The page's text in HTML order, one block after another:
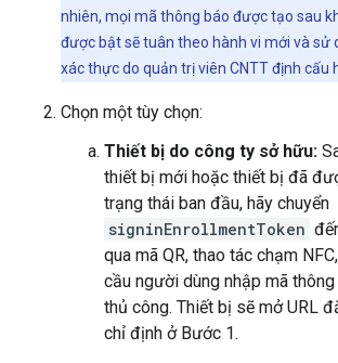
nhiên, mọi mã thông báo được tạo sau
được bật sẽ tuân theo hành vi mới và sử
xác thực do quản trị viên CNTT định cấu
Chọn một tùy chọn:
Thiết bị do công ty sở hữu:
thiết bị mới hoặc thiết bị đã
trạng thái ban đầu, hãy chuyển
signinEnrollmentToken
qua mã QR, thao tác chạm
cầu người dùng nhập mã
thủ công. Thiết bị sẽ mở URL
chỉ định ở Bước 1.